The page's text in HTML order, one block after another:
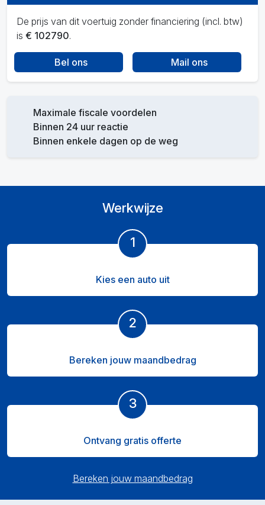
De prijs van dit voertuig zonder financiering (incl. btw)
is € 102790.
Bel ons Mail ons
Maximale fiscale voordelen
Binnen 24 uur reactie
Binnen enkele dagen op de weg
Werkwijze
1
Kies een auto uit
2
Bereken jouw maandbedrag
3
Ontvang gratis offerte
Bereken jouw maandbedrag